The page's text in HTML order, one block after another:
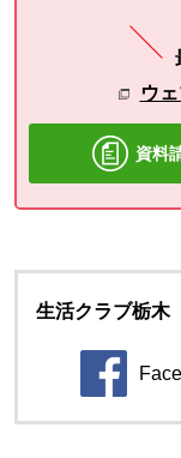
ウ
資料
生活クラブ栃
別